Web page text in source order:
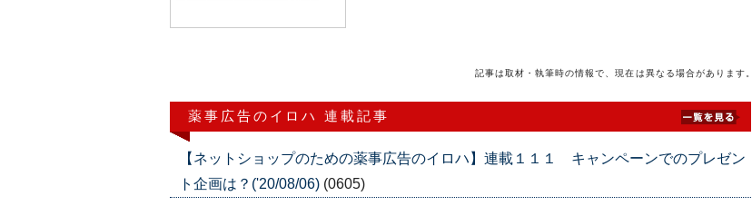
記事は取材・執筆時の情報で、現在は異なる場合があります。
薬事広告のイロハ 連載記事
【ネットショップのための薬事広告のイロハ】連載１１１ キャンペーンでのプレゼン
ト企画は？('20/08/06) (0605)